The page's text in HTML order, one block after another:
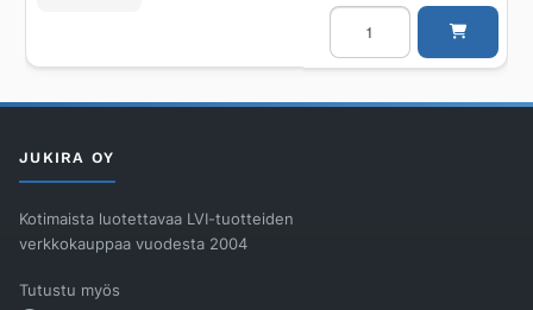
Ankkurointikiinnikkeet
VIESER
Line
valutuen
JUKIRA OY
Kotimaista luotettavaa LVI-tuotteiden
verkkokauppaa vuodesta 2004
Tutustu myös